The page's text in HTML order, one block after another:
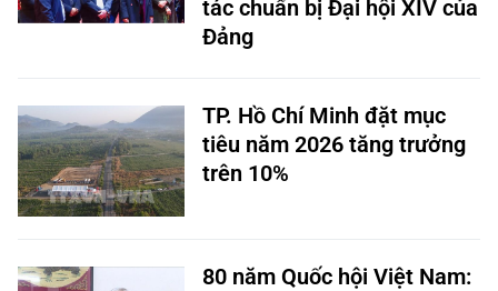
tác chuẩn bị Đại hội XIV của
Đảng
TP. Hồ Chí Minh đặt mục
tiêu năm 2026 tăng trưởng
trên 10%
80 năm Quốc hội Việt Nam: